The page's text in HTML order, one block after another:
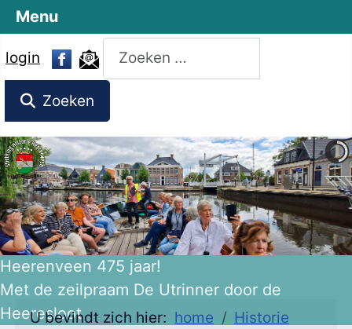
login
Zoeken
Zoeken
Heerenveen 475 jaar!
Met de zeilpraam De Utrinner door de
Heeresloot
U bevindt zich hier: home
Historie
Menu